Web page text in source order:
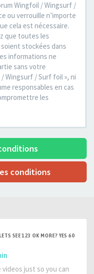
Wingfoil / Wingsurf /
ou verrouille n’importe
cela est nécessaire.
que toutes les
stockées dans
informations ne
sans votre
Wingsurf / Surf foil », ni
responsables en cas
les
conditions
SEE 123 OK MORE? YES 60
just so you can